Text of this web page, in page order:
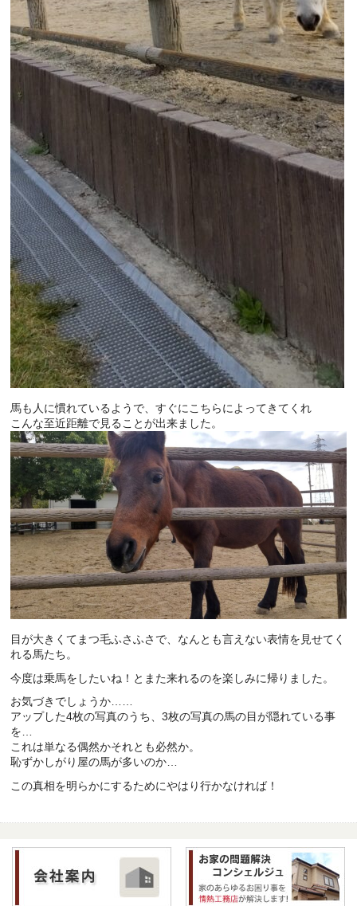
馬も人に慣れているようで、すぐにこちらによってきてくれ
こんな至近距離で見ることが出来ました。
目が大きくてまつ毛ふさふさで、なんとも言えない表情を見せてく
れる馬たち。
今度は乗馬をしたいね！とまた来れるのを楽しみに帰りました。
お気づきでしょうか……
アップした4枚の写真のうち、3枚の写真の馬の目が隠れている事
を…
これは単なる偶然かそれとも必然か。
恥ずかしがり屋の馬が多いのか…
この真相を明らかにするためにやはり行かなければ！